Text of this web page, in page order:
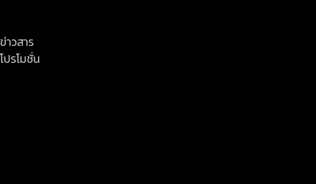
ข่าวสาร
โปรโมชั่น